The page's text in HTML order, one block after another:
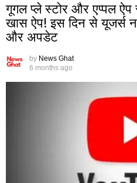
गूगल प्ले स्टोर और एप्पल ऐप
खास ऐप! इस दिन से यूजर्स
और अपडेट
by News Ghat
6 months ago